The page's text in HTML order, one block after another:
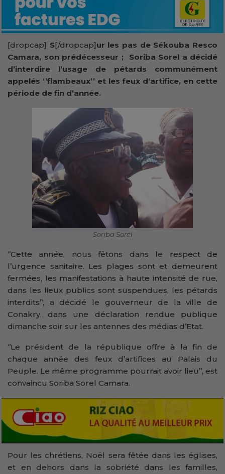
[dropcap] S[/dropcap]ur les pas de Sékouba Resco
Camara, son prédécesseur ; Soriba Sorel a décidé
d’interdire l’usage de pétards communément
appelés ‘’flambeaux’’ et les feux d’artifice, en cette
période de fin d’année.
Soriba Sorel
‘’Cette année, nous fêtons dans le respect de
l’urgence sanitaire. Les plages sont et demeurent
fermées, les manifestations à haute intensité de rue,
dans les lieux publics sont suspendues, les pétards
interdits’’, a décidé le gouverneur de la ville de
Conakry, dans une déclaration rendue publique
dimanche soir sur les antennes des médias d’Etat.
‘’Le président de la république offre à la fin de
chaque année des feux d’artifices au Palais du
Peuple. Le même programme pourrait avoir lieu’’, est
convaincu Soriba Sorel Camara.
Pour les chrétiens, Noël sera fêtée dans les églises,
et en dehors dans la sobriété dans les familles,